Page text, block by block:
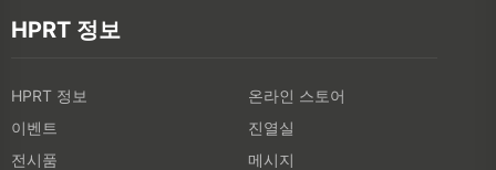
HPRT 정보
HPRT 정보
온라인 스토어
이벤트
진열실
전시품
메시지